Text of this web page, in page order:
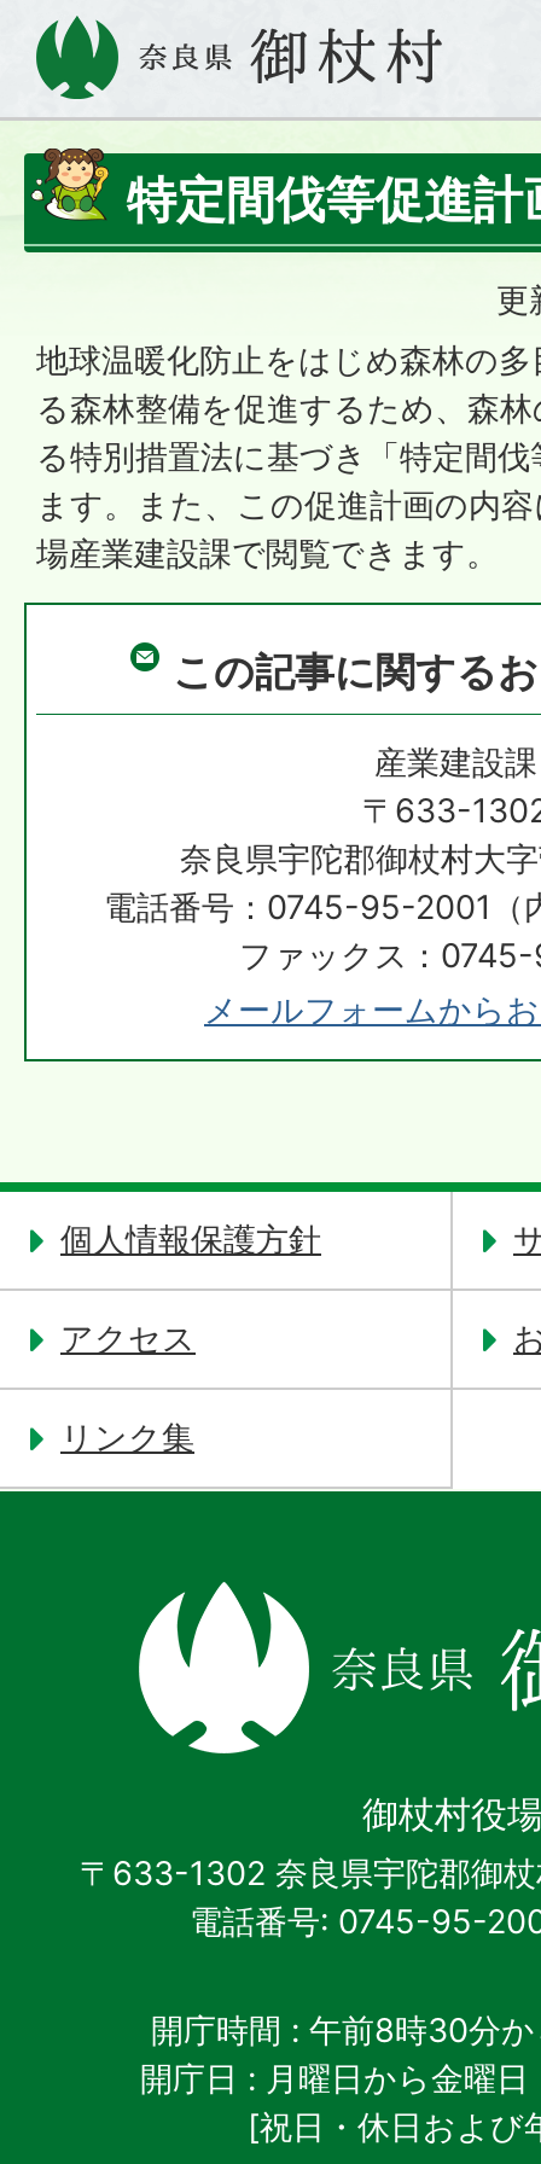
特定間伐等促進計
更
地球温暖化防止をはじめ森林の
る森林整備を促進するため、森
る特別措置法に基づき「特定間
ます。また、この促進計画の内
場産業建設課で閲覧できます。
この記事に関する
産業建設課
〒633-
奈良県宇陀郡御杖村大
電話番号：0745-95-2001（
ファックス：
メールフォームから
個人情報保護方針
アクセス
リンク集
奈
良
県
御杖村役
〒633-1302 奈良県宇陀郡御
電話番号: 0745-95-
開庁時間 : 午前8時30分
開庁日 : 月曜日から金曜日
[祝日・休日および